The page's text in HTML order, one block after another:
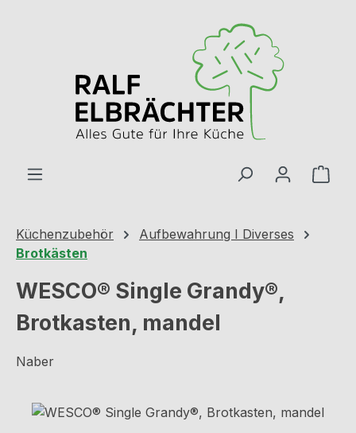
Küchenzubehör
Aufbewahrung I Diverses
Brotkästen
WESCO® Single Grandy®,
Brotkasten, mandel
Naber
Bildergalerie überspringen